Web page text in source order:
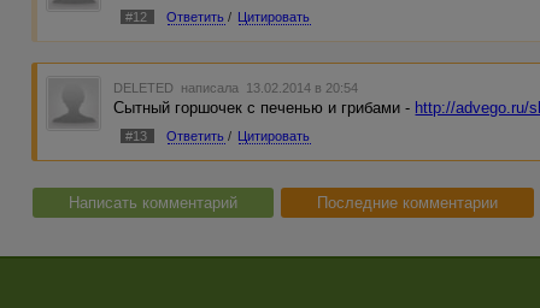
#12 Ответить / Цитировать
DELETED написала 13.02.2014 в 20:54
Сытный горшочек с печенью и грибами - http://advego.ru/
#13 Ответить / Цитировать
Написать комментарий Последние комментарии